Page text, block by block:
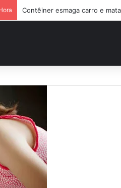
Contêiner esmaga carro e